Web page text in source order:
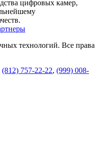
цифровых камер,
технологий. Все права
(812) 757-22-22, (999) 008-